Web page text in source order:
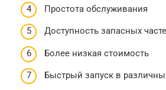
Простота обслуживания
Доступность запасных
Более низкая стоимость
Быстрый запуск в